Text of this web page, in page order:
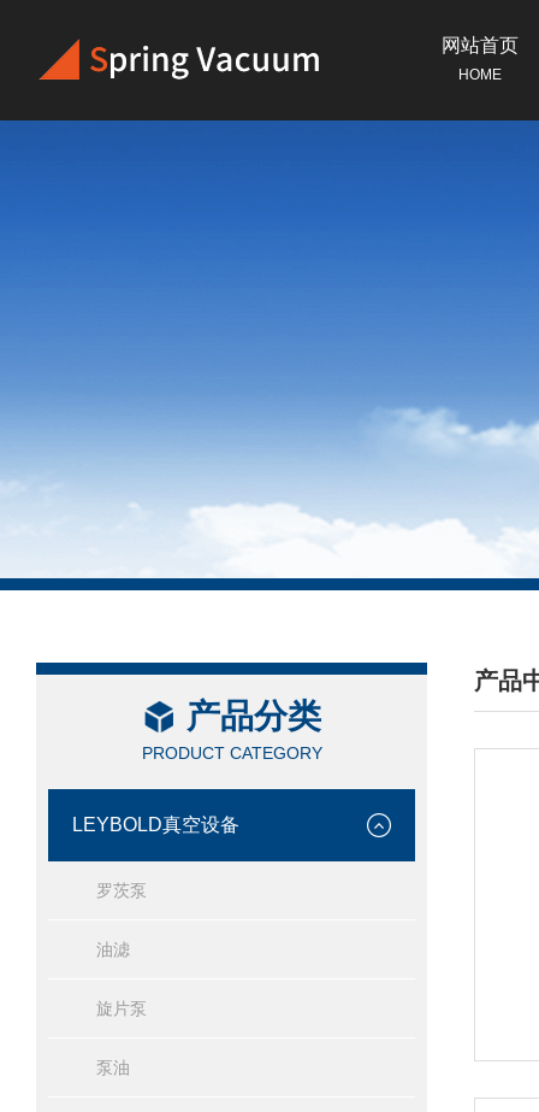
网站首页
HOME
产品分类
PRODUCT CATEGORY
LEYBOLD真空设备
罗茨泵
油滤
旋片泵
泵油
产品
/